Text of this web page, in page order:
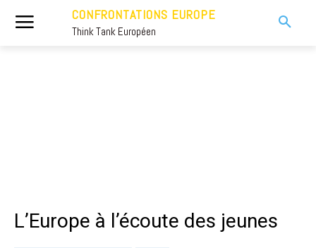
CONFRONTATIONS EUROPE
Think Tank Européen
L’Europe à l’écoute des jeunes